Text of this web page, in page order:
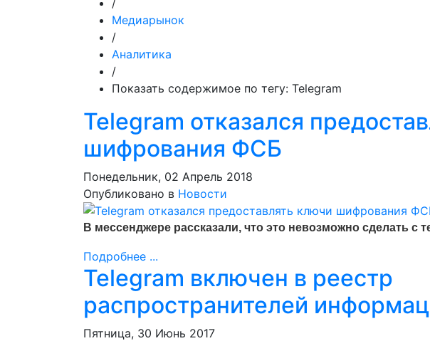
/
Медиарынок
/
Аналитика
/
Показать содержимое по тегу: Telegram
Telegram отказался
шифрования ФСБ
Понедельник, 02 Апрель 2018
Опубликовано в Новости
В мессенджере рассказали, что это невозможно сделать с
Подробнее ...
Telegram включен в реестр
распространителей
Пятница, 30 Июнь 2017